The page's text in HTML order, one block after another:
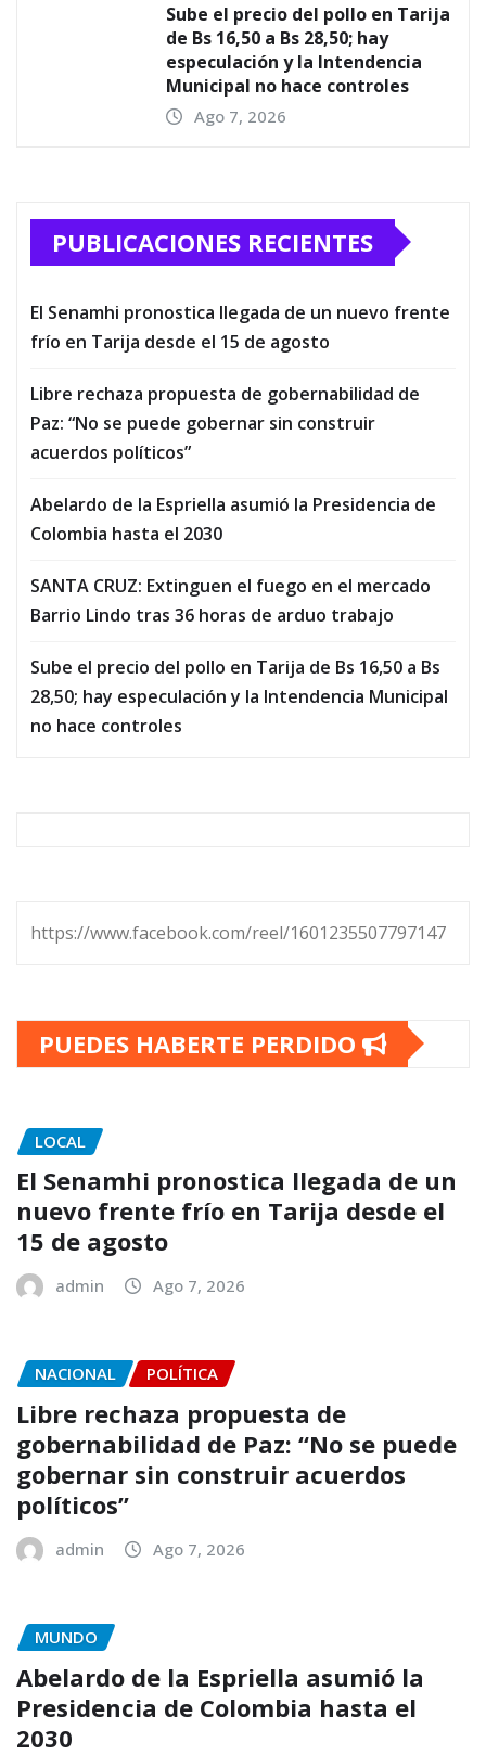
Sube el precio del pollo en Tarija
de Bs 16,50 a Bs 28,50; hay
especulación y la Intendencia
Municipal no hace controles
Ago 7, 2026
PUBLICACIONES RECIENTES
El Senamhi pronostica llegada de un nuevo frente
frío en Tarija desde el 15 de agosto
Libre rechaza propuesta de gobernabilidad de
Paz: “No se puede gobernar sin construir
acuerdos políticos”
Abelardo de la Espriella asumió la Presidencia de
Colombia hasta el 2030
SANTA CRUZ: Extinguen el fuego en el mercado
Barrio Lindo tras 36 horas de arduo trabajo
Sube el precio del pollo en Tarija de Bs 16,50 a Bs
28,50; hay especulación y la Intendencia Municipal
no hace controles
https://www.facebook.com/reel/1601235507797147
PUEDES HABERTE PERDIDO
LOCAL
El Senamhi pronostica llegada de un
nuevo frente frío en Tarija desde el
15 de agosto
admin Ago 7, 2026
NACIONAL POLÍTICA
Libre rechaza propuesta de
gobernabilidad de Paz: “No se puede
gobernar sin construir acuerdos
políticos”
admin Ago 7, 2026
MUNDO
Abelardo de la Espriella asumió la
Presidencia de Colombia hasta el
2030